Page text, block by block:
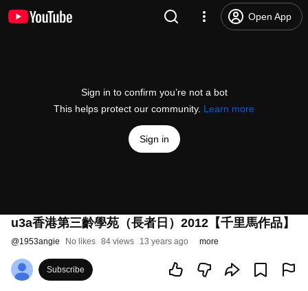
Open App
Sign in to confirm you’re not a bot
This helps protect our community. Learn more
Sign in
u3a香港第三齡學苑（長者日）2012【千里馬作品】
@1953angie No likes 84 views 13 years ago more
Subscribe